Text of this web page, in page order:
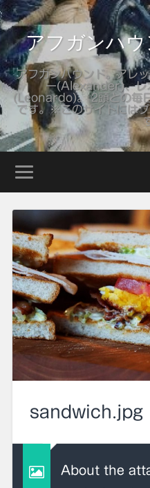
アフガンハ
アフガンハウンド。アレ
ー(Alexander)、レ
(Leonardo)。 2頭との毎
です。※このサイトには
sandwich.jpg
About the